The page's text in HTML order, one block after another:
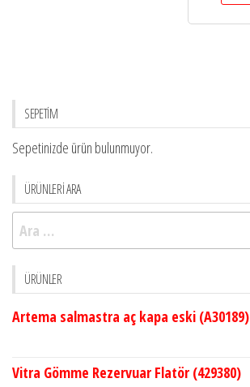
SEPETİM
Sepetinizde ürün bulunmuyor.
ÜRÜNLERİ ARA
Arama:
ÜRÜNLER
Artema salmastra aç kapa eski (A30189)
Vitra Gömme Rezervuar Flatör (429380)